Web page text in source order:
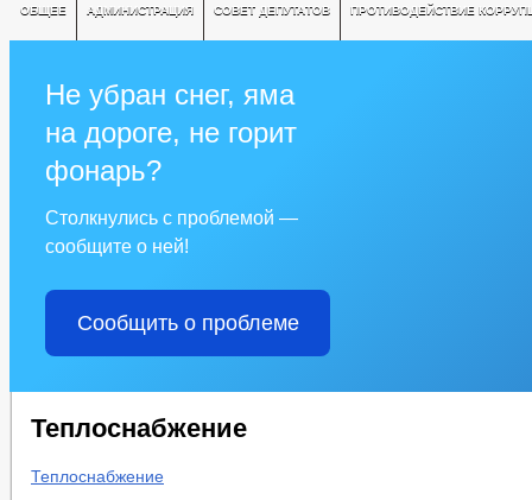
ОБЩЕЕ АДМИНИСТРАЦИЯ СОВЕТ ДЕПУТАТОВ ПРОТИВОДЕЙСТВИЕ
Не убран снег, яма
на дороге, не горит
фонарь?
Столкнулись с проблемой —
сообщите о ней!
Сообщить о проблеме
Теплоснабжение
Теплоснабжение